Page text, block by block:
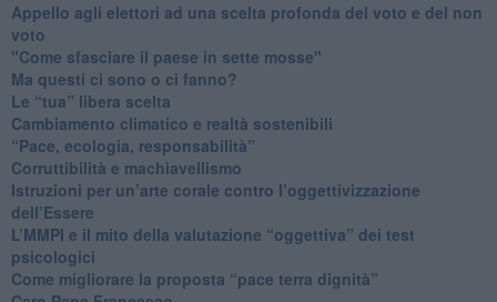
​Appello agli elettori ad una scelta profonda del voto e del non
voto
"Come sfasciare il paese in sette mosse"
​Ma questi ci sono o ci fanno?
​Le “tua” libera scelta
Cambiamento climatico e realtà sostenibili
“Pace, ecologia, responsabilità”
​Corruttibilità e machiavellismo
Istruzioni per un’arte corale contro l’oggettivizzazione
dell’Essere
​L’MMPI e il mito della valutazione “oggettiva” dei test
psicologici
Come migliorare la proposta “pace terra dignità”